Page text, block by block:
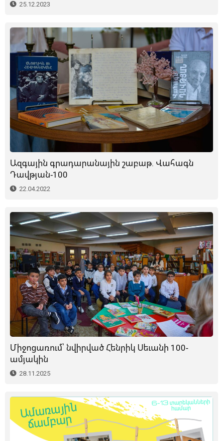
25.12.2023
Ազգային գրադարանային շաբաթ. Վահագն
Դավթյան-100
22.04.2022
Միջոցառում՝ նվիրված Հենրիկ Սեւանի 100-
ամյակին
28.11.2025